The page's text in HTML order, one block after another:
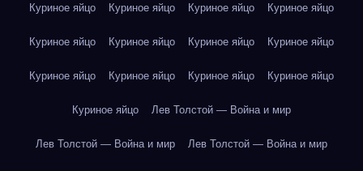
Куриное яйцо Куриное яйцо Куриное яйцо Куриное яйцо
Куриное яйцо Куриное яйцо Куриное яйцо Куриное яйцо
Куриное яйцо Куриное яйцо Куриное яйцо Куриное яйцо
Куриное яйцо Лев Толстой — Война и мир
Лев Толстой — Война и мир Лев Толстой — Война и мир